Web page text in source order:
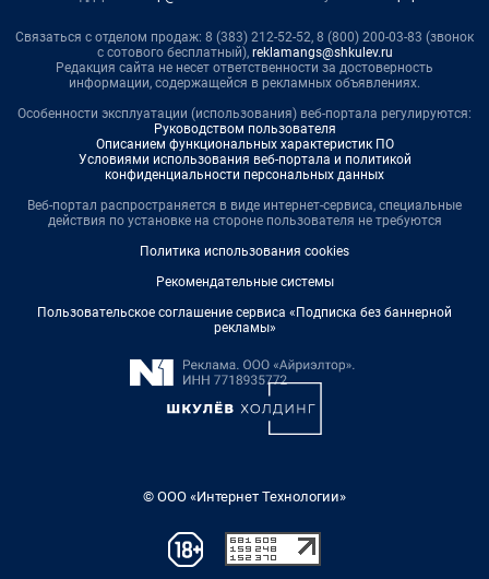
Связаться с отделом продаж: 8 (383) 212-52-52, 8 (800) 200-03-83 (звонок
с сотового бесплатный), reklamangs@shkulev.ru
Редакция сайта не несет ответственности за достоверность
информации, содержащейся в рекламных объявлениях.
Особенности эксплуатации (использования) веб-портала регулируются:
Руководством пользователя
Описанием функциональных характеристик ПО
Условиями использования веб-портала и политикой
конфиденциальности персональных данных
Веб-портал распространяется в виде интернет-сервиса, специальные
действия по установке на стороне пользователя не требуются
Политика использования cookies
Рекомендательные системы
Пользовательское соглашение сервиса «Подписка без баннерной
рекламы»
© ООО «Интернет Технологии»